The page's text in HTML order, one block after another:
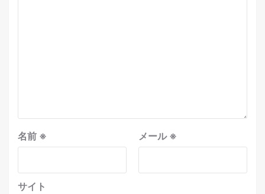
名前 ※ メール※
サイト